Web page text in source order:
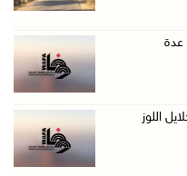
شرق الطي ...
الثاني
عدة
اللوز